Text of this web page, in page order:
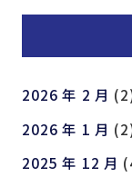
2026 年 2 月
2026 年 1 月
2025 年 12 月